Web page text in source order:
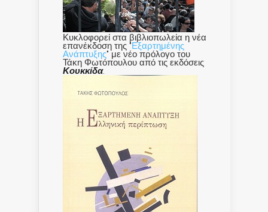
Κυκλοφορεί στα βιβλιοπωλεία η νέα
επανέκδοση της "Εξαρτημένης
Ανάπτυξης" με νέο πρόλογο του
Τάκη Φωτόπουλου από τις εκδόσεις
Κουκκίδα.